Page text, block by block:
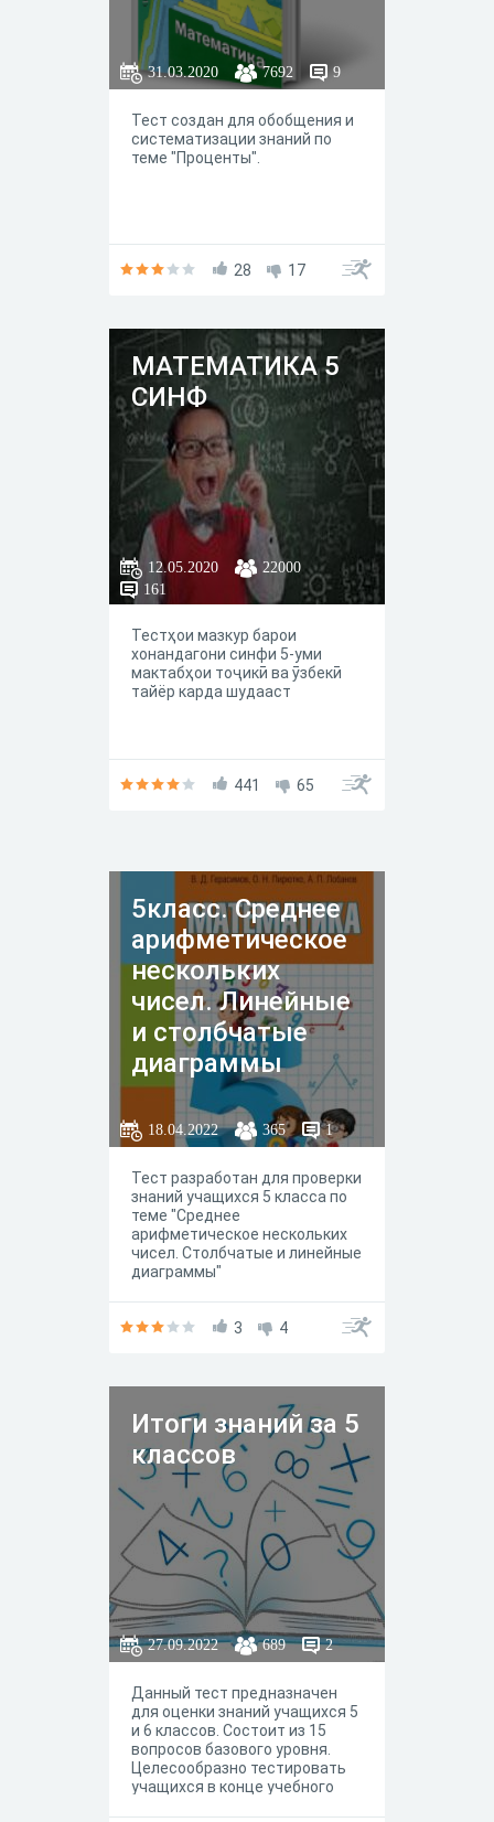
31.03.2020 7692 9
Тест создан для обобщения и
систематизации знаний по
теме "Проценты".
28 17
МАТЕМАТИКА 5
СИНФ
12.05.2020
22000
161
Тестҳои мазкур барои
хонандагони синфи 5-уми
мактабҳои тоҷикӣ ва ӯзбекӣ
тайёр карда шудааст
441 65
5класс. Среднее
арифметическое
нескольких
чисел. Линейные
и столбчатые
диаграммы
18.04.2022 365 1
Тест разработан для проверки
знаний учащихся 5 класса по
теме "Среднее
арифметическое нескольких
чисел. Столбчатые и линейные
диаграммы"
3 4
Итоги знаний за 5
классов
27.09.2022 689 2
Данный тест предназначен
для оценки знаний учащихся 5
и 6 классов. Состоит из 15
вопросов базового уровня.
Целесообразно тестировать
учащихся в конце учебного